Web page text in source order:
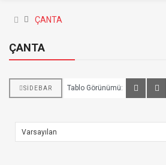
ÇANTA
ÇANTA
SIDEBAR Tablo Görünümü: